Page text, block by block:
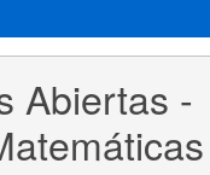
Abiertas -